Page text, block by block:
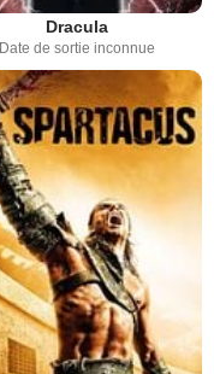
Dracula
Date de sortie inconnue